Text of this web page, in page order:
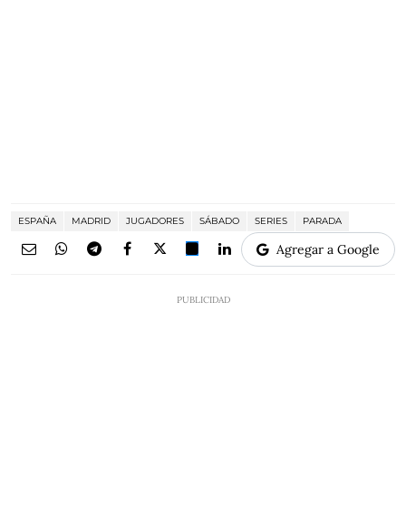
ESPAÑA MADRID JUGADORES SÁBADO SERIES PARADA
Agregar a Google